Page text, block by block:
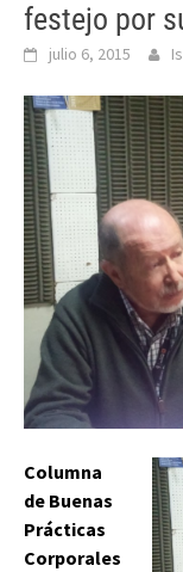
festejo por
julio 6, 2015
Columna
de Buenas
Prácticas
Corporales